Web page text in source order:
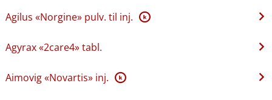
Agilus «Norgine» pulv. til inj. K
Agyrax «2care4» tabl.
Aimovig «Novartis» inj. K